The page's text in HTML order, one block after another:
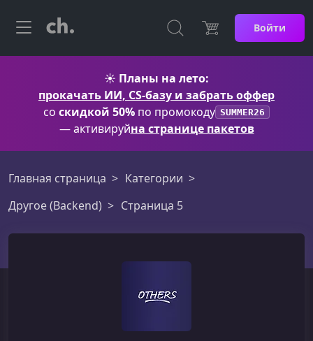
Войти
☀️ Планы на лето:
прокачать ИИ, CS-базу и забрать оффер
со скидкой 50% по промокоду SUMMER26
— активируйна странице пакетов
Главная страница
Категории
Другое (Backend)
Страница 5